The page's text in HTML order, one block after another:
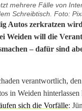
mehrere Fälle von
Schreibtisch. Foto:
Autos zerkratzen
Weiden will die
– dafür sind
verantwortlich,
in Weiden hinterlassen
sich die Vorfälle: